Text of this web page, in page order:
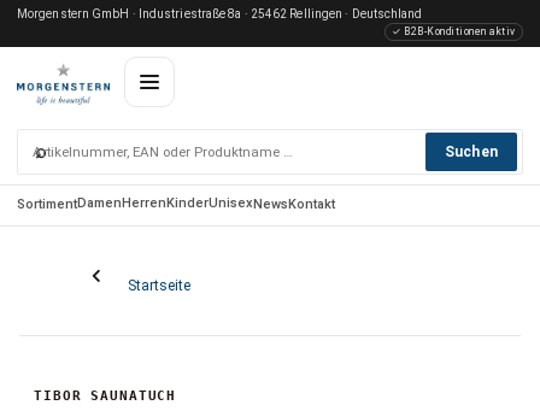
Morgenstern GmbH · Industriestraße 8a · 25462 Rellingen · Deutschland
✓ B2B-Konditionen aktiv
⌕ Suchen
SortimentDamenHerrenKinderUnisexNewsKontakt
Startseite
TIBOR SAUNATUCH